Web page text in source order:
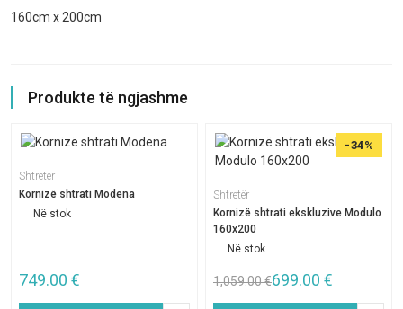
160cm x 200cm
Produkte të ngjashme
Shtretër
Kornizë shtrati Modena
Në stok
749.00 €
-34%
Shtretër
Kornizë shtrati ekskluzive Modulo
160x200
Në stok
1,059.00€699.00 €